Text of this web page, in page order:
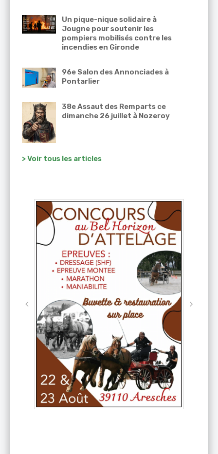
Un pique-nique solidaire à
Jougne pour soutenir les
pompiers mobilisés contre les
incendies en Gironde
96e Salon des Annonciades à
Pontarlier
38e Assaut des Remparts ce
dimanche 26 juillet à Nozeroy
> Voir tous les articles